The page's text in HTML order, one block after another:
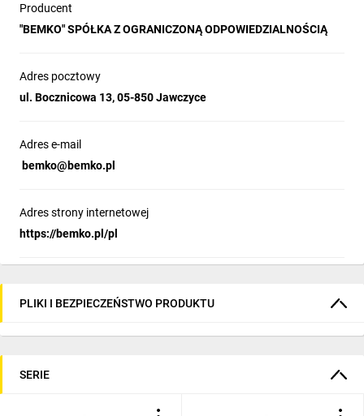
Producent
"BEMKO" SPÓŁKA Z OGRANICZONĄ ODPOWIEDZIALNOŚCIĄ
Adres pocztowy
ul. Bocznicowa 13, 05-850 Jawczyce
Adres e-mail
bemko@bemko.pl
Adres strony internetowej
https://bemko.pl/pl
PLIKI I BEZPIECZEŃSTWO PRODUKTU
SERIE